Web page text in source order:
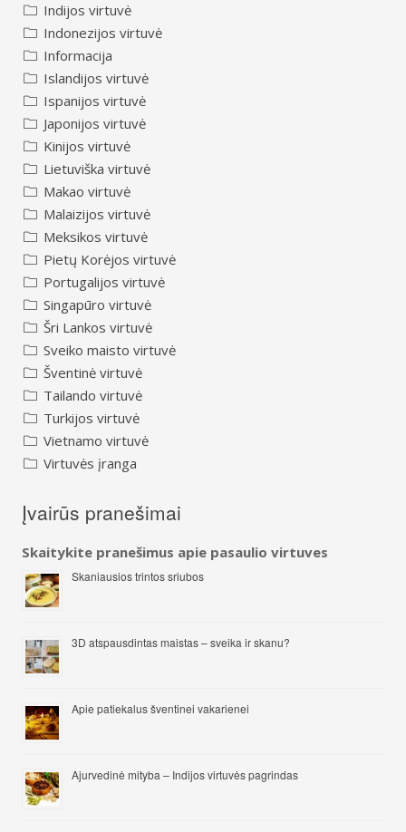
Indijos virtuvė
Indonezijos virtuvė
Informacija
Islandijos virtuvė
Ispanijos virtuvė
Japonijos virtuvė
Kinijos virtuvė
Lietuviška virtuvė
Makao virtuvė
Malaizijos virtuvė
Meksikos virtuvė
Pietų Korėjos virtuvė
Portugalijos virtuvė
Singapūro virtuvė
Šri Lankos virtuvė
Sveiko maisto virtuvė
Šventinė virtuvė
Tailando virtuvė
Turkijos virtuvė
Vietnamo virtuvė
Virtuvės įranga
Įvairūs pranešimai
Skaitykite pranešimus apie pasaulio virtuves
Skaniausios trintos sriubos
3D atspausdintas maistas – sveika ir skanu?
Apie patiekalus šventinei vakarienei
Ajurvedinė mityba – Indijos virtuvės pagrindas